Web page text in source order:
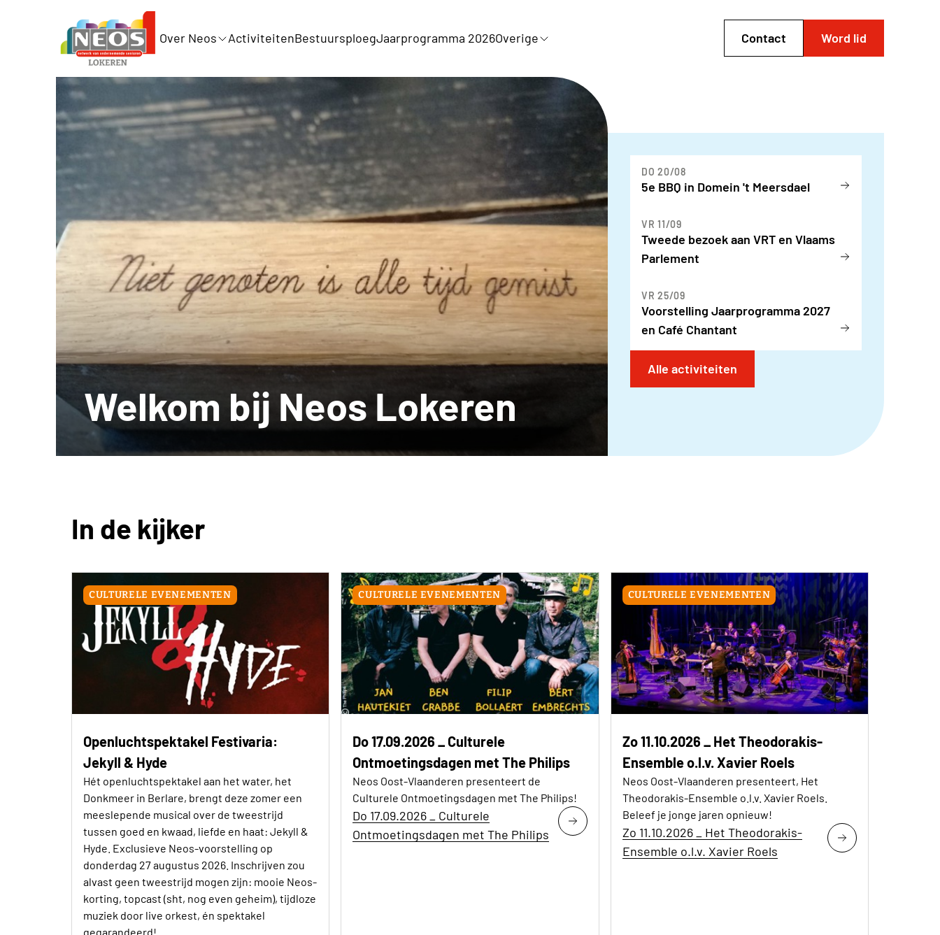
Over Neos ActiviteitenBestuursploegJaarprogramma 2026Overige Contact Word lid
Welkom bij Neos Lokeren
DO 20/08
5e BBQ in Domein 't Meersdael
VR 11/09
Tweede bezoek aan VRT en Vlaams
Parlement
VR 25/09
Voorstelling Jaarprogramma 2027
en Café Chantant
Alle activiteiten
In de kijker
CULTURELE EVENEMENTEN
Openluchtspektakel Festivaria:
Jekyll & Hyde
Hét openluchtspektakel aan het water, het
Donkmeer in Berlare, brengt deze zomer een
meeslepende musical over de tweestrijd
tussen goed en kwaad, liefde en haat: Jekyll &
Hyde. Exclusieve Neos-voorstelling op
donderdag 27 augustus 2026. Inschrijven zou
alvast geen tweestrijd mogen zijn: mooie Neos-
korting, topcast (sht, nog even geheim), tijdloze
muziek door live orkest, én spektakel
gegarandeerd!
CULTURELE EVENEMENTEN
Do 17.09.2026 _ Culturele
Ontmoetingsdagen met The Philips
Neos Oost-Vlaanderen presenteert de
Culturele Ontmoetingsdagen met The Philips!
Do 17.09.2026 _ Culturele
Ontmoetingsdagen met The Philips
CULTURELE EVENEMENTEN
Zo 11.10.2026 _ Het Theodorakis-
Ensemble o.l.v. Xavier Roels
Neos Oost-Vlaanderen presenteert, Het
Theodorakis-Ensemble o.l.v. Xavier Roels.
Beleef je jonge jaren opnieuw!
Zo 11.10.2026 _ Het Theodorakis-
Ensemble o.l.v. Xavier Roels